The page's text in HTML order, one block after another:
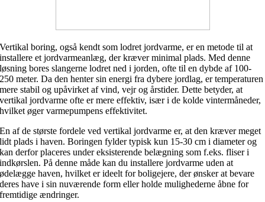
Vertikal boring, også kendt som lodret jordvarme, er en metode til at
installere et jordvarmeanlæg, der kræver minimal plads. Med denne
løsning bores slangerne lodret ned i jorden, ofte til en dybde af 100-
250 meter. Da den henter sin energi fra dybere jordlag, er temperaturen
mere stabil og upåvirket af vind, vejr og årstider. Dette betyder, at
vertikal jordvarme ofte er mere effektiv, især i de kolde vintermåneder,
hvilket øger varmepumpens effektivitet.
En af de største fordele ved vertikal jordvarme er, at den kræver meget
lidt plads i haven. Boringen fylder typisk kun 15-30 cm i diameter og
kan derfor placeres under eksisterende belægning som f.eks. fliser i
indkørslen. På denne måde kan du installere jordvarme uden at
ødelægge haven, hvilket er ideelt for boligejere, der ønsker at bevare
deres have i sin nuværende form eller holde mulighederne åbne for
fremtidige ændringer.